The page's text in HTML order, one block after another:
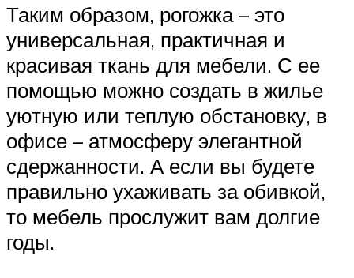
Таким образом, рогожка – это
универсальная, практичная и
красивая ткань для мебели. С ее
помощью можно создать в жилье
уютную или теплую обстановку, в
офисе – атмосферу элегантной
сдержанности. А если вы будете
правильно ухаживать за обивкой,
то мебель прослужит вам долгие
годы.